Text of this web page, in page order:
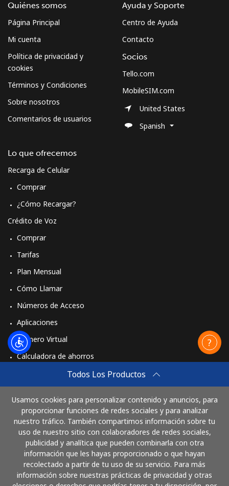
Todos Los Productos
Usamos cookies para personalizar contenido y anuncios, para
proporcionar funciones de redes sociales y para analizar
nuestro tráfico. También compartimos información sobre tu
uso de nuestro sitio con colaboradores de redes sociales,
publicidad y analítica que pueden combinarla con otra
información que les hayas proporcionado o que hayan
recolectado a partir de tu uso de su servicio. Para más
información sobre nuestras prácticas de privacidad y otras
Quiénes somos
Página Principal
Mi cuenta
Política de privacidad y
cookies
Términos y Condiciones
Sobre nosotros
Comentarios de usuarios
Lo que ofrecemos
Recarga de Celular
Comprar
¿Cómo Recargar?
Crédito de Voz
Comprar
Tarifas
Plan Mensual
Cómo Llamar
Números de Acceso
Aplicaciones
Número Virtual
Calculadora de ahorros
Cómo funciona
Ayuda y Soporte
Centro de Ayuda
Contacto
Socios
Tello.com
MobileSIM.com
United States
Spanish
Paga con